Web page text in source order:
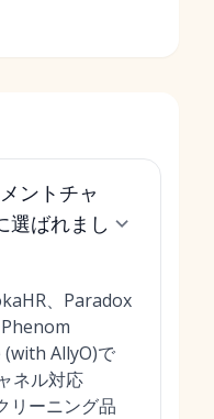
ントチャ
選ばれまし
、Paradox
AllyO)で
ネル対応
リーニング品